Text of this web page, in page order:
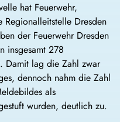
hat Feuerwehr,
Regionalleitstelle Dresden
der Feuerwehr Dresden
insgesamt 278
Damit lag die Zahl zwar
dennoch nahm die Zahl
als
wurden, deutlich zu.